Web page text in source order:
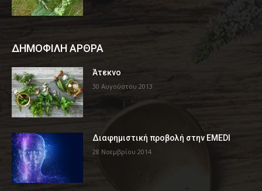
ΔΗΜΟΦΙΛΗ ΑΡΘΡΑ
Άτεκνο
30 Αυγούστου 2013
Διαφημιστική προβολή στην EMEDI
28 Νοεμβρίου 2014